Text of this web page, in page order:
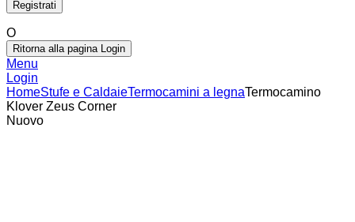
O
Ritorna alla pagina Login
Menu
Login
HomeStufe e CaldaieTermocamini a legnaTermocamino
Klover Zeus Corner
Nuovo